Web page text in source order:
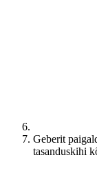
Geberit
tasanduskihi